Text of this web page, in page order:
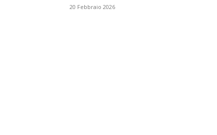
20 Febbraio 2026